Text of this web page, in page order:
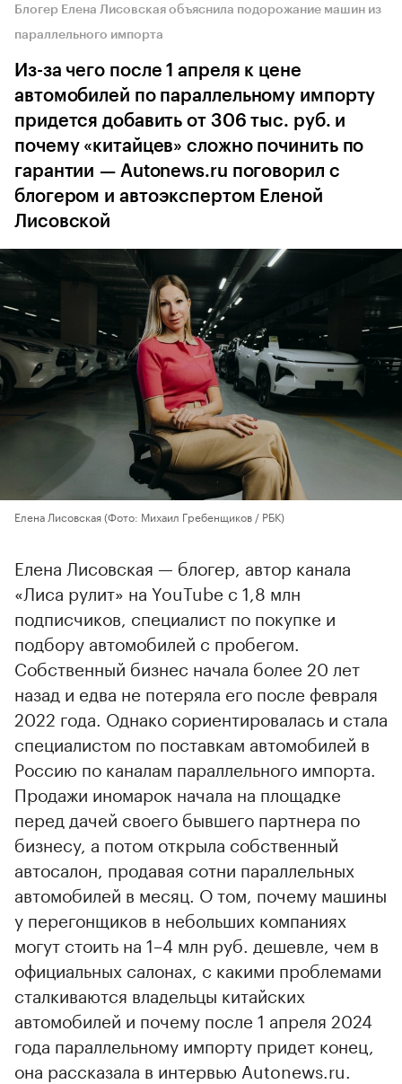
Блогер Елена Лисовская объяснила подорожание машин из
параллельного импорта
Из-за чего после 1 апреля к цене
автомобилей по параллельному импорту
придется добавить от 306 тыс. руб. и
почему «китайцев» сложно починить по
гарантии — Autonews.ru поговорил с
блогером и автоэкспертом Еленой
Лисовской
Елена Лисовская(Фото: Михаил Гребенщиков / РБК)
Елена Лисовская — блогер, автор канала
«Лиса рулит» на YouTube с 1,8 млн
подписчиков, специалист по покупке и
подбору автомобилей с пробегом.
Собственный бизнес начала более 20 лет
назад и едва не потеряла его после февраля
2022 года. Однако сориентировалась и стала
специалистом по поставкам автомобилей в
Россию по каналам параллельного импорта.
Продажи иномарок начала на площадке
перед дачей своего бывшего партнера по
бизнесу, а потом открыла собственный
автосалон, продавая сотни параллельных
автомобилей в месяц. О том, почему машины
у перегонщиков в небольших компаниях
могут стоить на 1–4 млн руб. дешевле, чем в
официальных салонах, с какими проблемами
сталкиваются владельцы китайских
автомобилей и почему после 1 апреля 2024
года параллельному импорту придет конец,
она рассказала в интервью Autonews.ru.